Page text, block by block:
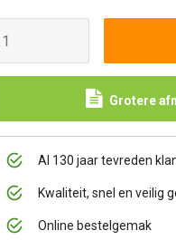
Grotere
Al 130 jaar tevreden
Kwaliteit, snel en veilig
Online bestelgemak